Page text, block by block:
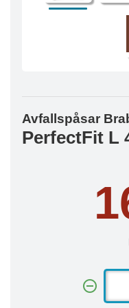
Avfallspåsar
PerfectFit L